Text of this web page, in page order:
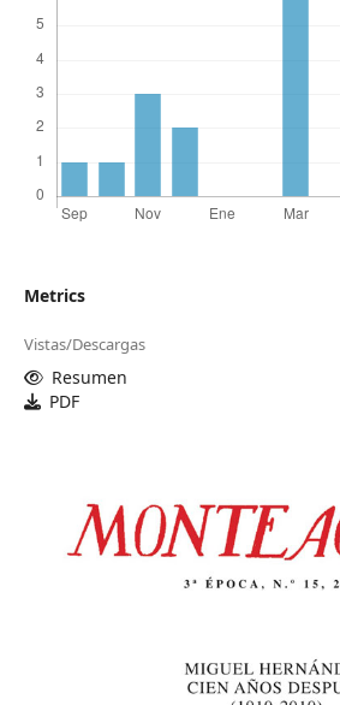
Metrics
Vistas/Descargas
Resumen
PDF